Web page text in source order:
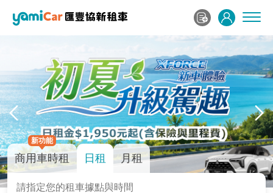
新功能
商用車時租 日租 月租
請指定您的租車據點與時間